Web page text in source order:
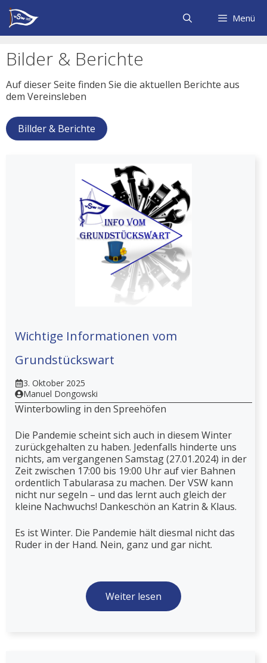
Zum
Inhalt
springen
Menü
Bilder & Berichte
Auf dieser Seite finden Sie die aktuellen Berichte aus
dem Vereinsleben
Billder & Berichte
Wichtige Informationen vom
Grundstückswart
3. Oktober 2025
Manuel Dongowski
Winterbowling in den Spreehöfen
Die Pandemie scheint sich auch in diesem Winter
zurückgehalten zu haben. Jedenfalls hinderte uns
nichts, am vergangenen Samstag (27.01.2024) in der
Zeit zwischen 17:00 bis 19:00 Uhr auf vier Bahnen
ordentlich Tabularasa zu machen. Der VSW kann
nicht nur segeln – und das lernt auch gleich der
kleine Nachwuchs! Dankeschön an Katrin & Klaus.
Es ist Winter. Die Pandemie hält diesmal nicht das
Ruder in der Hand. Nein, ganz und gar nicht.
Weiter lesen